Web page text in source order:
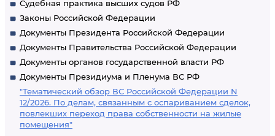
Судебная практика высших судов РФ
Законы Российской Федерации
Документы Президента Российской Федерации
Документы Правительства Российской Федерации
Документы органов государственной власти РФ
Документы Президиума и Пленума ВС РФ
"Тематический обзор ВС Российской Федерации N
12/2026. По делам, связанным с оспариванием сделок,
повлекших переход права собственности на жилые
помещения"